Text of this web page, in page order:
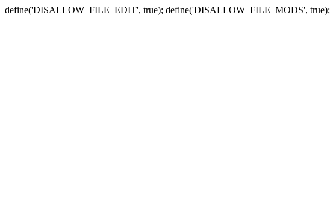
define('DISALLOW_FILE_EDIT', true); define('DISALLOW_FILE_MODS', true);